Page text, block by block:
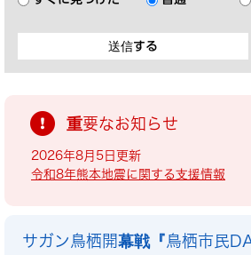
重要なお知らせ
2026年8月5日更新
令和8年熊本地震に関する支援情報
サガン鳥栖開幕戦『鳥栖市民